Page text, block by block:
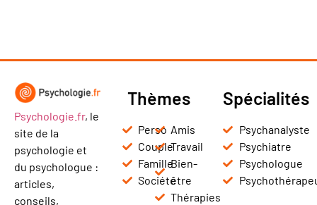
Psychologie.fr, le
site de la
psychologie et
du psychologue :
articles,
conseils,
Thèmes
Perso
Couple
Famille
Société
Amis
Travail
Bien-
être
Thérapies
Spécialités
Psychanalyste
Psychiatre
Psychologue